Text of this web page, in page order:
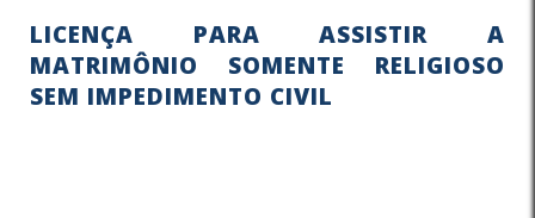
LICENÇA PARA ASSISTIR A
MATRIMÔNIO SOMENTE RELIGIOSO
SEM IMPEDIMENTO CIVIL